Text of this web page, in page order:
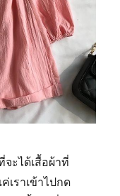
จะได้เสื้อผ้าที่
เราเข้าไปกด